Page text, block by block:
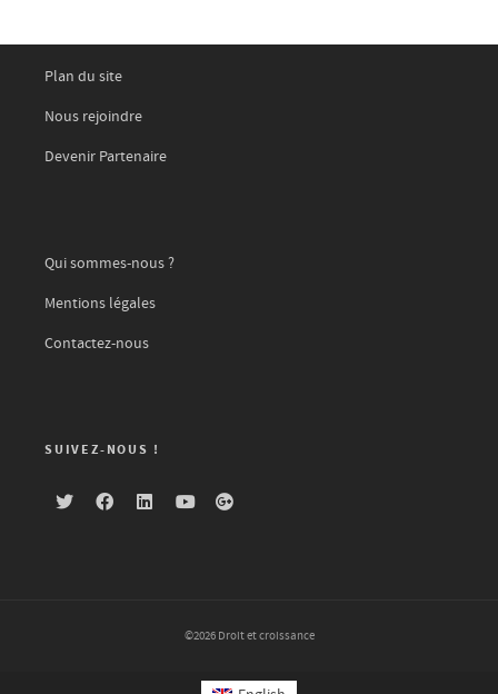
Plan du site
Nous rejoindre
Devenir Partenaire
Qui sommes-nous ?
Mentions légales
Contactez-nous
SUIVEZ-NOUS !
©2026 Droit et croissance